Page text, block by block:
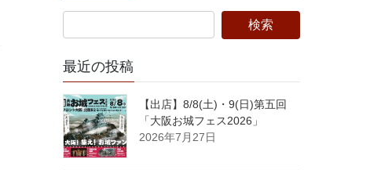
最近の投稿
【出店】8/8(土)・9(日)第五回
「大阪お城フェス2026」
2026年7月27日